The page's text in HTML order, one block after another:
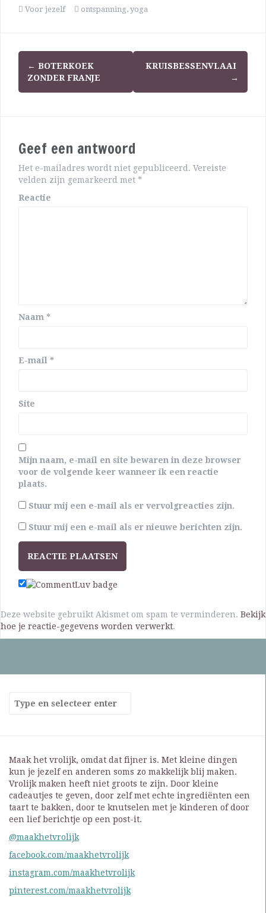
Voor jezelf ontspanning, yoga
← BOTERKOEK
ZONDER FRANJE
KRUISBESSENVLAAI
→
Geef een antwoord
Het e-mailadres wordt niet gepubliceerd. Vereiste
velden zijn gemarkeerd met *
Reactie
Naam *
E-mail *
Site
Mijn naam, e-mail en site bewaren in deze browser
voor de volgende keer wanneer ik een reactie
plaats.
Stuur mij een e-mail als er vervolgreacties zijn.
Stuur mij een e-mail als er nieuwe berichten zijn.
Deze website gebruikt Akismet om spam te verminderen. Bekijk
hoe je reactie-gegevens worden verwerkt.
Maak het vrolijk, omdat dat fijner is. Met kleine dingen
kun je jezelf en anderen soms zo makkelijk blij maken.
Vrolijk maken heeft niet groots te zijn. Door kleine
cadeautjes te geven, door zelf met echte ingrediënten een
taart te bakken, door te knutselen met je kinderen of door
een lief berichtje op een post-it.
@maakhetvrolijk
facebook.com/maakhetvrolijk
instagram.com/maakhetvrolijk
pinterest.com/maakhetvrolijk